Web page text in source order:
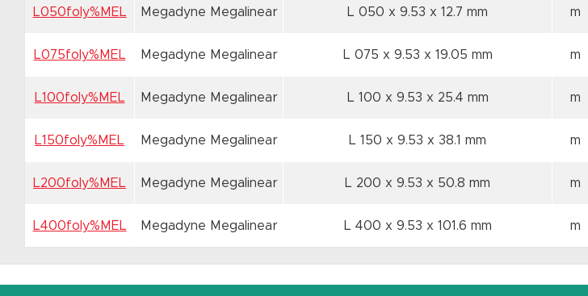
L050foly%MEL Megadyne Megalinear L 050 x 9.53 x 12.7 mm m
L075foly%MEL Megadyne Megalinear L 075 x 9.53 x 19.05 mm m
L100foly%MEL Megadyne Megalinear L 100 x 9.53 x 25.4 mm m
L150foly%MEL Megadyne Megalinear L 150 x 9.53 x 38.1 mm m
L200foly%MEL Megadyne Megalinear L 200 x 9.53 x 50.8 mm m
L400foly%MEL Megadyne Megalinear L 400 x 9.53 x 101.6 mm m